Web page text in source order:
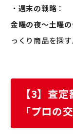
・ 週末の戦略 ：
金曜の夜〜土曜
っくり商品を探
【3】査
「プロの